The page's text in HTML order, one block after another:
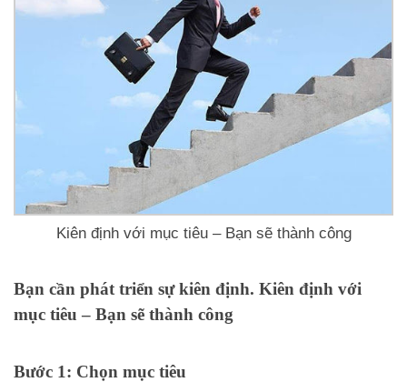
Kiên định với mục tiêu – Bạn sẽ thành công
Bạn cần phát triển sự kiên định. Kiên định với
mục tiêu – Bạn sẽ thành công
Bước 1: Chọn mục tiêu